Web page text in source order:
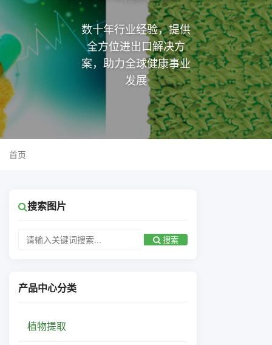
数十年行业经验，提供
全方位进出口解决方
案，助力全球健康事业
发展
首页
搜索图片
搜索
产品中心分类
植物提取